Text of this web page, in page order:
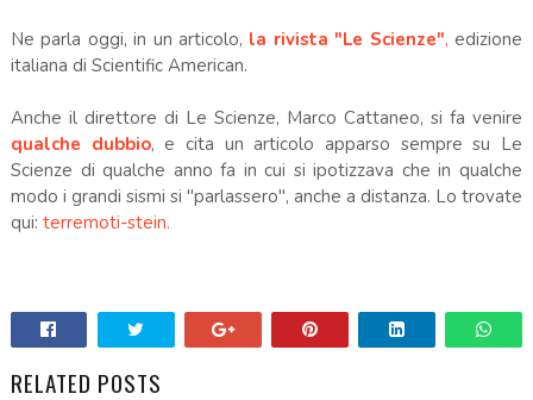
Ne parla oggi, in un articolo, la rivista "Le Scienze", edizione
italiana di Scientific American.
Anche il direttore di Le Scienze, Marco Cattaneo, si fa venire
qualche dubbio, e cita un articolo apparso sempre su Le
Scienze di qualche anno fa in cui si ipotizzava che in qualche
modo i grandi sismi si "parlassero", anche a distanza. Lo trovate
qui: terremoti-stein.
RELATED POSTS